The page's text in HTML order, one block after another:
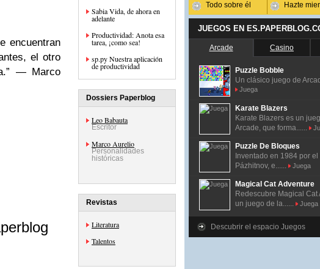
encuentran
el otro
— Marco
Sabia Vida, de ahora en
adelante
Productividad: Anota esa
tarea, ¡como sea!
sp.py Nuestra aplicación
de productividad
Dossiers Paperblog
Leo Babauta
Escritor
Marco Aurelio
Personalidades
históricas
Revistas
Literatura
Talentos
Todo sobre él Hazte
JUEGOS EN
Arcade Casino
Puzzle Bobble
Un clásico juego de
Juega
Karate Blazers
Karate Blazers es un
Arcade, que forma......
Puzzle De Bloques
Inventado en 1984 por
Pázhitnov, e......
Juega
Magical Cat Adventure
Redescubre Magical Cat
un juego de la......
Juega
Descubrir el espacio Juegos